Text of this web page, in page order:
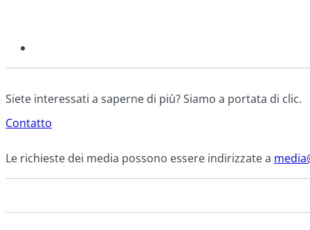
Siete interessati a saperne di più? Siamo a portata di clic.
Contatto
Le richieste dei media possono essere indirizzate a